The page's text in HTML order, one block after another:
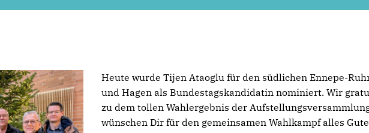
Heute wurde Tijen Ataoglu für den südlichen Ennepe-
und Hagen als Bundestagskandidatin nominiert. Wir
zu dem tollen Wahlergebnis der
wünschen Dir für den gemeinsamen Wahlkampf alles